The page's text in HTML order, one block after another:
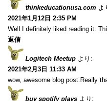
thinkeducationusa.com よ
2021年1月12日 2:35 PM
Well I definitely liked reading it.
返信
Logitech Meetup より:
2021年2月3日 11:33 AM
wow, awesome blog post.Really
buy spotify plays より: